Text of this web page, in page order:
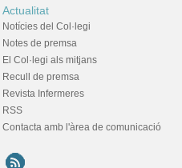
Actualitat
Notícies del Col·legi
Notes de premsa
El Col·legi als mitjans
Recull de premsa
Revista Infermeres
RSS
Contacta amb l'àrea de comunicació